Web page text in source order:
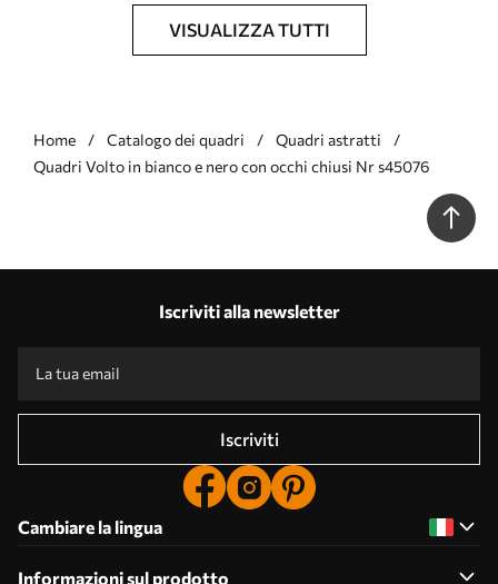
VISUALIZZA TUTTI
Home Catalogo dei quadri
Quadri astratti
Quadri Volto in bianco e nero con occhi chiusi Nr s45076
Iscriviti alla newsletter
Iscriviti
Cambiare la lingua
Informazioni sul prodotto